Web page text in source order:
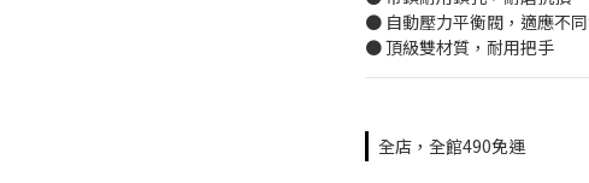
● 自動壓力平衡閥，適應不
● 頂級雙材質，耐用把手
全店，全館490免運